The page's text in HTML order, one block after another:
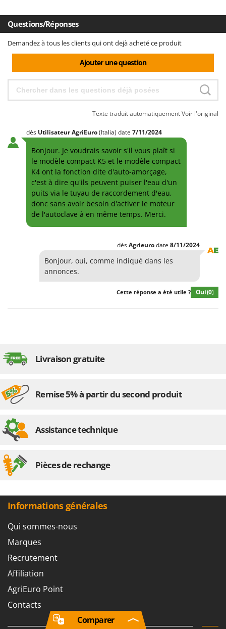
Questions/Réponses
Demandez à tous les clients qui ont dejà acheté ce produit
Ajouter une question
Texte traduit automatiquementVoir l'original
dès Utilisateur AgriEuro(Italia) date 7/11/2024
Bonjour. Je voudrais savoir s'il vous plaît si
le modèle compact K5 et le modèle compact
K4 ont la fonction dite d'auto-amorçage,
c'est à dire qu'ils peuvent puiser l'eau d'un
puits via le tuyau de raccordement d'eau,
donc sans avoir besoin d'activer le moteur
de l'autoclave à en même temps. Merci.
dèsAgrieurodate 8/11/2024
Bonjour, oui, comme indiqué dans les
annonces.
Cette réponse a été utile ? Oui(0)
Livraison gratuite
Remise 5% à partir du second produit
Assistance technique
Pièces de rechange
Informations générales
Qui sommes-nous
Marques
Recrutement
Affiliation
AgriEuro Point
Contacts
Comparer